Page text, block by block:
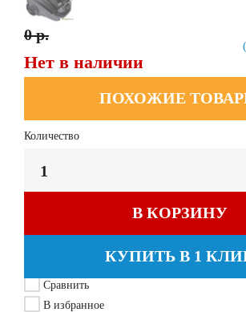
0 р.
Нет в наличии
ПОХОЖИЕ
Количество
В КОРЗИНУ
КУПИТЬ В 1
Сравнить
В избранное